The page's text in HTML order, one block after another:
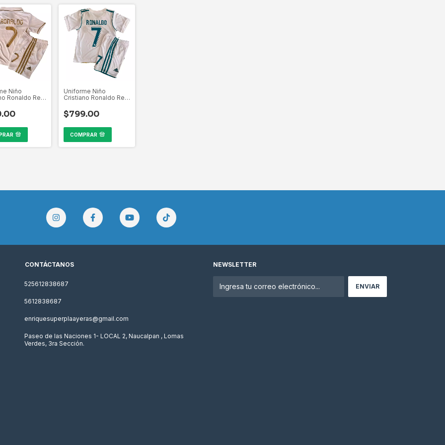
Niño
Ronaldo Real
Uniforme Niño
Cristiano Ronaldo Real
Liga
$799.00
COMPRAR
CONTÁCTANOS
525612838687
5612838687
enriquesuperplaayeras@gmail.com
Paseo de las Naciones 1- LOCAL 2, Naucalpan , Lomas
Verdes, 3ra Sección.
NEWSLETTER